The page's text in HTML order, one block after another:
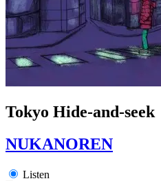
Tokyo Hide-and-seek
NUKANOREN
Listen